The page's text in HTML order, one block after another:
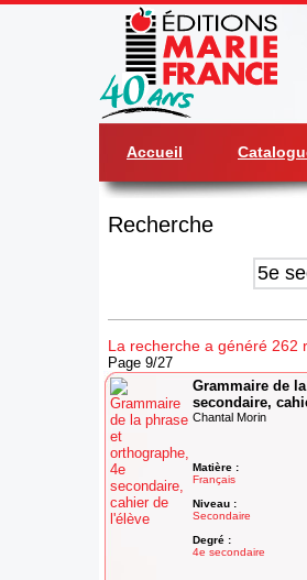
Accueil
Recherche
La recherche a généré 262
Page 9/27
Grammaire de
secondaire,
Chantal Morin
Matière :
Français
Niveau :
Secondaire
Degré :
4e secondaire